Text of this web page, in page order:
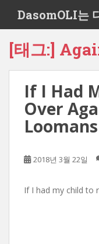
i
DasomOLI는
[태그:]
If I Had
Over
Loomans
2018년 3월 22일
If I had my child to